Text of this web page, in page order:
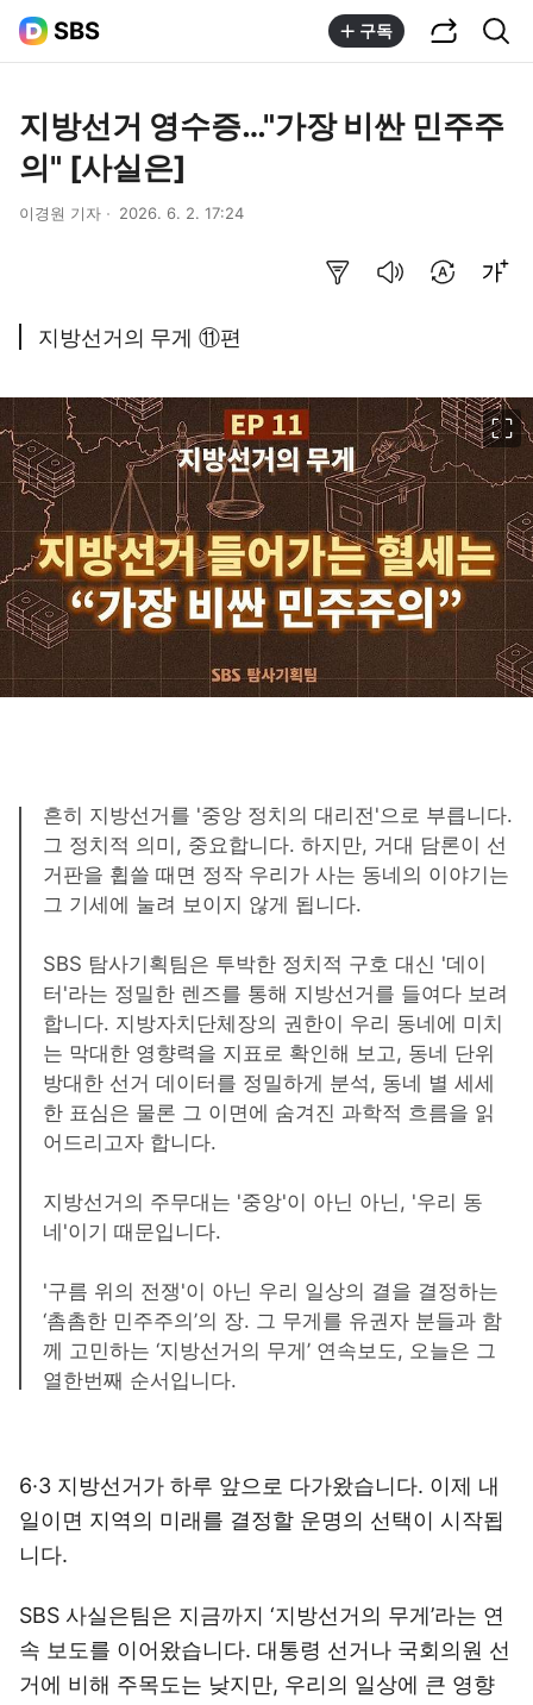
SBS 구독
지방선거 영수증…"가장 비싼 민주주
의" [사실은]
이경원 기자 2026. 6. 2. 17:24
지방선거의 무게 ⑪편
흔히 지방선거를 '중앙 정치의 대리전'으로 부릅니다.
그 정치적 의미, 중요합니다. 하지만, 거대 담론이 선
거판을 휩쓸 때면 정작 우리가 사는 동네의 이야기는
그 기세에 눌려 보이지 않게 됩니다.
SBS 탐사기획팀은 투박한 정치적 구호 대신 '데이
터'라는 정밀한 렌즈를 통해 지방선거를 들여다 보려
합니다. 지방자치단체장의 권한이 우리 동네에 미치
는 막대한 영향력을 지표로 확인해 보고, 동네 단위
방대한 선거 데이터를 정밀하게 분석, 동네 별 세세
한 표심은 물론 그 이면에 숨겨진 과학적 흐름을 읽
어드리고자 합니다.
지방선거의 주무대는 '중앙'이 아닌 아닌, '우리 동
네'이기 때문입니다.
'구름 위의 전쟁'이 아닌 우리 일상의 결을 결정하는
‘촘촘한 민주주의’의 장. 그 무게를 유권자 분들과 함
께 고민하는 ‘지방선거의 무게’ 연속보도, 오늘은 그
열한번째 순서입니다.
6·3 지방선거가 하루 앞으로 다가왔습니다. 이제 내
일이면 지역의 미래를 결정할 운명의 선택이 시작됩
니다.
SBS 사실은팀은 지금까지 ‘지방선거의 무게’라는 연
속 보도를 이어왔습니다. 대통령 선거나 국회의원 선
거에 비해 주목도는 낮지만, 우리의 일상에 큰 영향